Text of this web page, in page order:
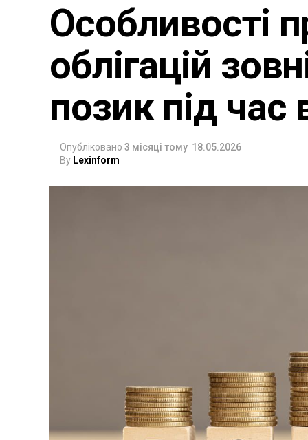
Особливості
облігацій
позик під час
Опубліковано 3 місяці тому 18.05.2026
By Lexinform